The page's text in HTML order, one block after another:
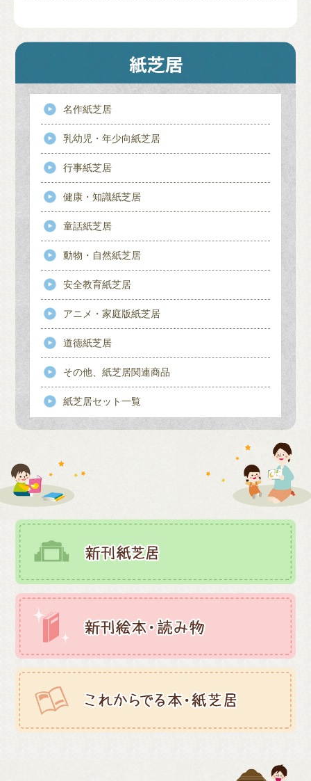
名作紙芝居
乳幼児・年少向紙芝居
行事紙芝居
健康・知識紙芝居
童話紙芝居
動物・自然紙芝居
安全教育紙芝居
アニメ・家庭版紙芝居
道徳紙芝居
その他、紙芝居関連商品
紙芝居セット一覧